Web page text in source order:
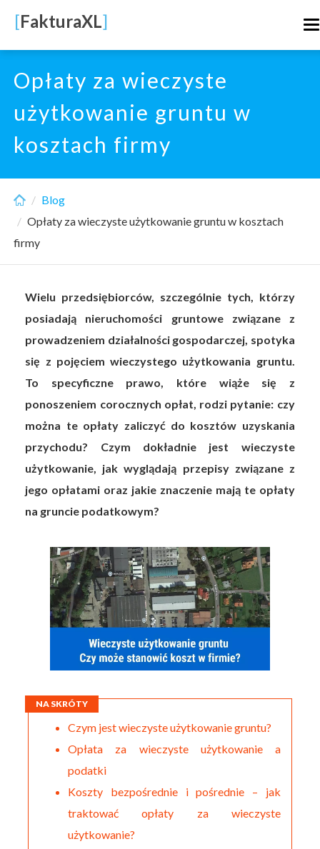
main
content
[FakturaXL]
Opłaty za wieczyste
użytkowanie gruntu w
kosztach firmy
Blog
Opłaty za wieczyste użytkowanie gruntu w kosztach
firmy
Wielu przedsiębiorców, szczególnie tych, którzy
posiadają nieruchomości gruntowe związane z
prowadzeniem działalności gospodarczej, spotyka
się z pojęciem wieczystego użytkowania gruntu.
To specyficzne prawo, które wiąże się z
ponoszeniem corocznych opłat, rodzi pytanie: czy
można te opłaty zaliczyć do kosztów uzyskania
przychodu? Czym dokładnie jest wieczyste
użytkowanie, jak wyglądają przepisy związane z
jego opłatami oraz jakie znaczenie mają te opłaty
na gruncie podatkowym?
NA SKRÓTY
Czym jest wieczyste użytkowanie gruntu?
Opłata za wieczyste użytkowanie a
podatki
Koszty bezpośrednie i pośrednie – jak
traktować opłaty za wieczyste
użytkowanie?